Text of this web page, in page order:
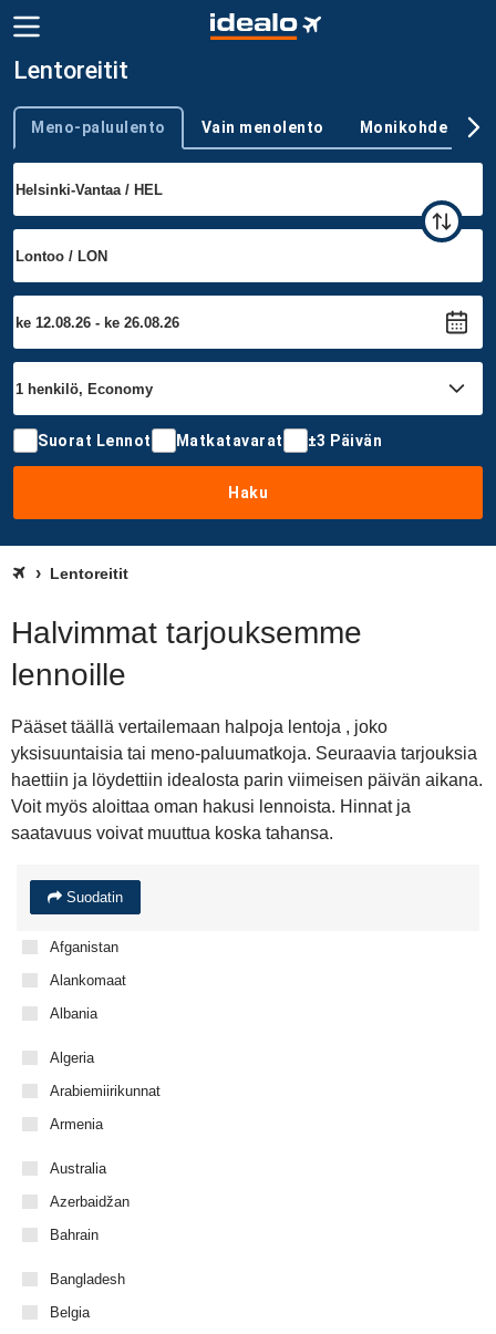
Lentoreitit
Trip type
Meno-paluulento Vain menolento Monikohde
Suorat Lennot Matkatavarat ±3 Päivän
Haku
Lentoreitit
Halvimmat tarjouksemme
lennoille
Pääset täällä vertailemaan halpoja lentoja , joko
yksisuuntaisia tai meno-paluumatkoja. Seuraavia tarjouksia
haettiin ja löydettiin idealosta parin viimeisen päivän aikana.
Voit myös aloittaa oman hakusi lennoista. Hinnat ja
saatavuus voivat muuttua koska tahansa.
Suodatin
Afganistan
Alankomaat
Albania
Algeria
Arabiemiirikunnat
Armenia
Australia
Azerbaidžan
Bahrain
Bangladesh
Belgia